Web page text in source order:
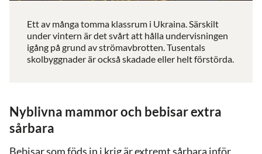
Ett av många tomma klassrum i Ukraina. Särskilt
under vintern är det svårt att hålla undervisningen
igång på grund av strömavbrotten. Tusentals
skolbyggnader är också skadade eller helt förstörda.
Nyblivna mammor och bebisar extra
sårbara
Bebisar som föds in i krig är extremt sårbara inför